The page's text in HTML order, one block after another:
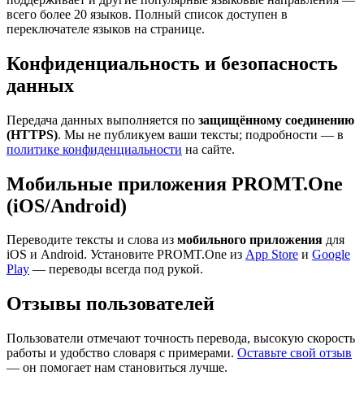
всего более 20 языков. Полный список доступен в
переключателе языков на странице.
Конфиденциальность и безопасность
данных
Передача данных выполняется по защищённому соединению
(HTTPS). Мы не публикуем ваши тексты; подробности — в
политике конфиденциальности на сайте.
Мобильные приложения PROMT.One
(iOS/Android)
Переводите тексты и слова из мобильного приложения для
iOS и Android. Установите PROMT.One из App Store и Google
Play — переводы всегда под рукой.
Отзывы пользователей
Пользователи отмечают точность перевода, высокую скорость
работы и удобство словаря с примерами. Оставьте свой отзыв
— он помогает нам становиться лучше.